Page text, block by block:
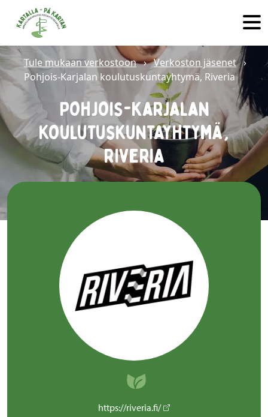
Hyppää sisältöön
Tule mukaan verkostoon › Verkoston jäsenet ›
Pohjois-Karjalan koulutuskuntayhtymä, Riveria
Pohjois-Karjalan
koulutuskuntayhtymä,
Riveria
https://riveria.fi/